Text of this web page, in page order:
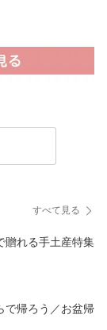
すべて見る
贈れる手土産特集
で帰ろう／お盆帰